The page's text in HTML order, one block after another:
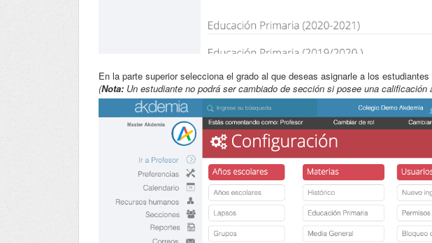
En la parte superior selecciona el grado al que deseas asignarle a los
(Nota: Un estudiante no podrá ser cambiado de sección si posee una calificación